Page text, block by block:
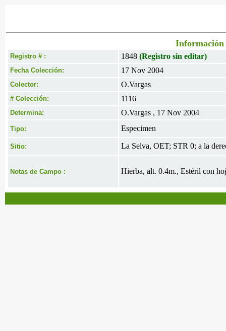
Información
Registro # : 1848 (Registro sin editar)
Fecha Colección: 17 Nov 2004
Colector: O.Vargas
# Colección: 1116
Determina: O.Vargas , 17 Nov 2004
Tipo: Especimen
Sitio: La Selva, OET; STR 0; a la
Notas de Campo : Hierba, alt. 0.4m., Estéril con